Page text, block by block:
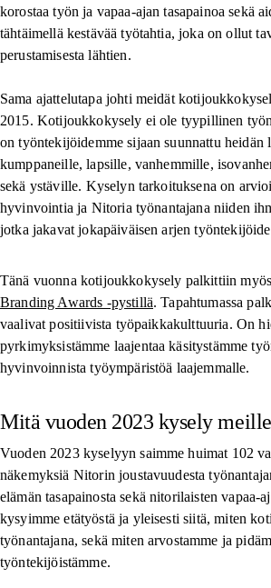
korostaa työn ja vapaa-ajan tasapainoa sekä
tähtäimellä kestävää työtahtia, joka on ollut
perustamisesta lähtien.
Sama ajattelutapa johti meidät
2015. Kotijoukkokysely ei ole tyypillinen
on työntekijöidemme sijaan suunnattu heidän
kumppaneille, lapsille, vanhemmille,
sekä ystäville. Kyselyn tarkoituksena on
hyvinvointia ja Nitoria työnantajana niiden
jotka jakavat jokapäiväisen arjen
Tänä vuonna kotijoukkokysely palkittiin
Branding Awards -pystillä. Tapahtumassa
vaalivat positiivista työpaikkakulttuuria. On
pyrkimyksistämme laajentaa käsitystämme
hyvinvoinnista työympäristöä laajemmalle.
Mitä vuoden 2023 kysely
Vuoden 2023 kyselyyn saimme huimat 102
näkemyksiä Nitorin joustavuudesta
elämän tasapainosta sekä nitorilaisten vapaa-
kysyimme etätyöstä ja yleisesti siitä, miten
työnantajana, sekä miten arvostamme ja
työntekijöistämme.